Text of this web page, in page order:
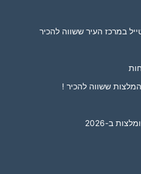
במרכז העיר ששווה להכיר
ששווה להכיר !